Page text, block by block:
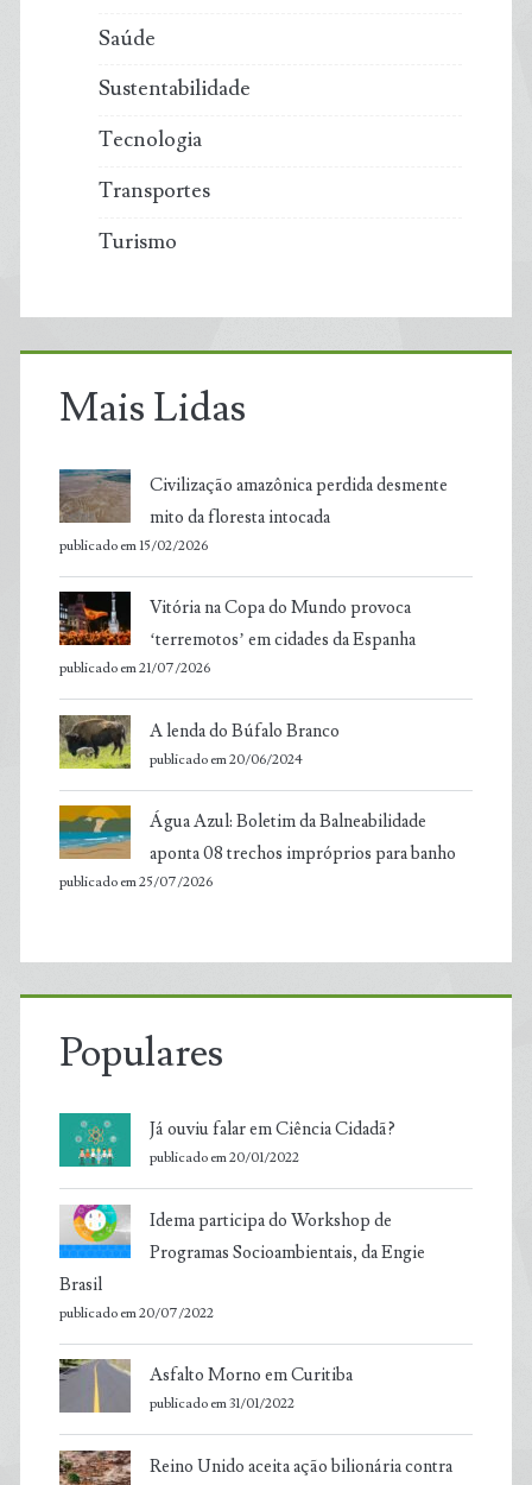
Saúde
Sustentabilidade
Tecnologia
Transportes
Turismo
Mais Lidas
Civilização amazônica perdida desmente
mito da floresta intocada
publicado em 15/02/2026
Vitória na Copa do Mundo provoca
‘terremotos’ em cidades da Espanha
publicado em 21/07/2026
A lenda do Búfalo Branco
publicado em 20/06/2024
Água Azul: Boletim da Balneabilidade
aponta 08 trechos impróprios para banho
publicado em 25/07/2026
Populares
Já ouviu falar em Ciência Cidadã?
publicado em 20/01/2022
Idema participa do Workshop de
Programas Socioambientais, da Engie
Brasil
publicado em 20/07/2022
Asfalto Morno em Curitiba
publicado em 31/01/2022
Reino Unido aceita ação bilionária contra